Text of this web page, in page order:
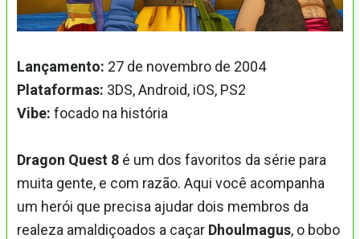
Lançamento: 27 de novembro de 2004
Plataformas: 3DS, Android, iOS, PS2
Vibe: focado na história
Dragon Quest 8 é um dos favoritos da série para
muita gente, e com razão. Aqui você acompanha
um herói que precisa ajudar dois membros da
realeza amaldiçoados a caçar Dhoulmagus, o bobo